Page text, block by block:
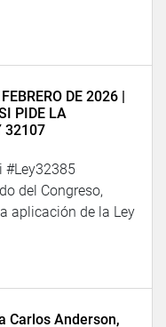
DE 2026 |
PIDE LA
32107
#Ley32385
del Congreso,
aplicación de la Ley
Carlos Anderson,